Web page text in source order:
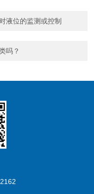
液位的监测或控制
吗？